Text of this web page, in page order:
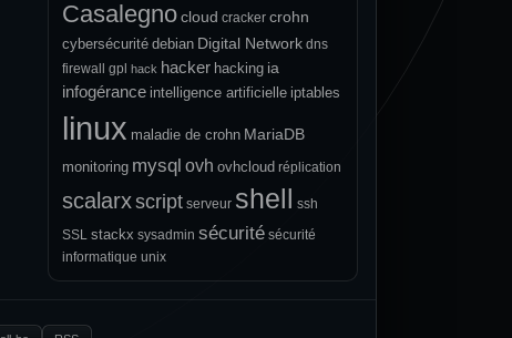
Casalegnocloud cracker crohn
cybersécurité debian Digital Network dns
firewall
gpl hack hacker hacking ia
infogérance intelligence artificielle iptables
linux maladie de crohn MariaDB
monitoring mysql ovh ovhcloud réplication
scalarxscript serveur shell
ssh
SSL stackx sysadmin sécurité sécurité
informatique unix